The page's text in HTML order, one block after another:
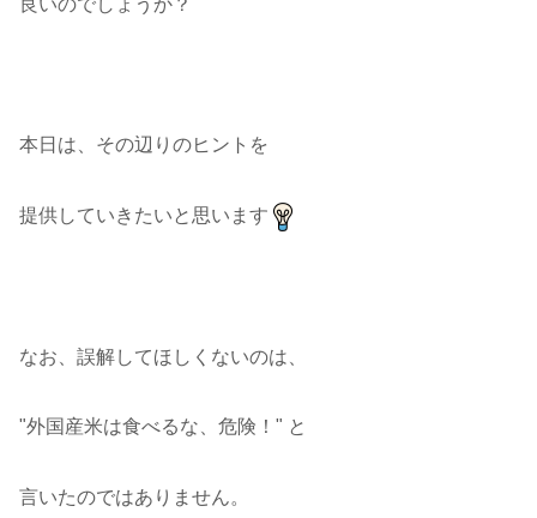
本日は、その辺りのヒントを
提供していきたいと思います
なお、誤解してほしくないのは、
"外国産米は食べるな、危険！" と
言いたのではありません。